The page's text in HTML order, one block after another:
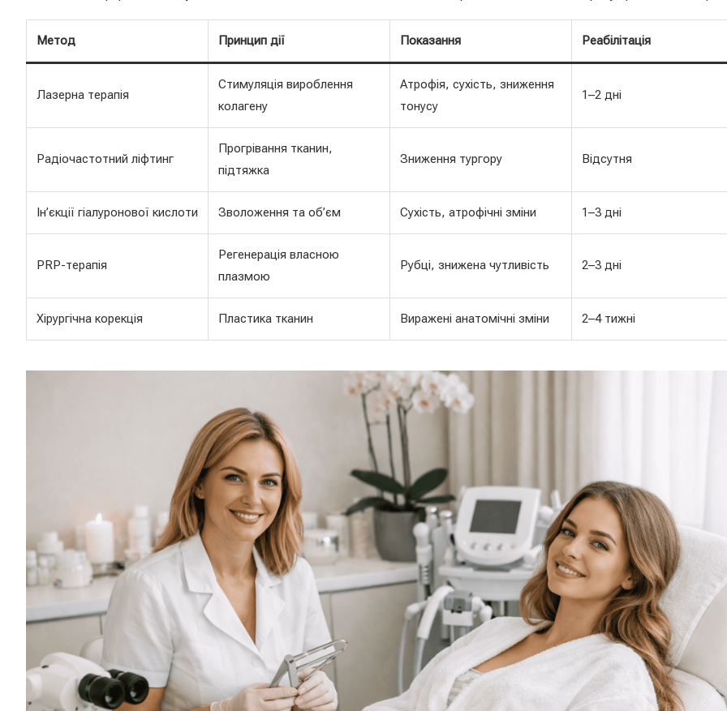
Метод Принцип дії Показання Реабілітація
Лазерна терапія
Стимуляція вироблення
колагену
Атрофія, сухість, зниження
тонусу
1–2 дні
Радіочастотний ліфтинг
Прогрівання тканин,
підтяжка
Зниження тургору Відсутня
Ін’єкції гіалуронової кислоти Зволоження та об’єм Сухість, атрофічні зміни 1–3 дні
PRP-терапія
Регенерація власною
плазмою
Рубці, знижена чутливість 2–3 дні
Хірургічна корекція Пластика тканин Виражені анатомічні зміни 2–4 тижні